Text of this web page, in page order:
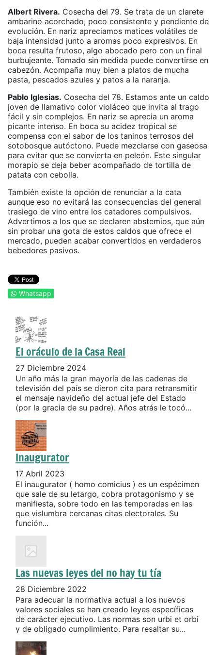
Albert Rivera. Cosecha del 79. Se trata de un clarete
ambarino acorchado, poco consistente y pendiente de
evolución. En nariz apreciamos matices volátiles de
baja intensidad junto a aromas poco expresivos. En
boca resulta frutoso, algo abocado pero con un final
burbujeante. Tomado sin medida puede convertirse en
cabezón. Acompaña muy bien a platos de mucha
pasta, pescados azules y patos a la naranja.
Pablo Iglesias. Cosecha del 78. Estamos ante un caldo
joven de llamativo color violáceo que invita al trago
fácil y sin complejos. En nariz se aprecia un aroma
picante intenso. En boca su acidez tropical se
compensa con el sabor de los taninos terrosos del
sotobosque autóctono. Puede mezclarse con gaseosa
para evitar que se convierta en peleón. Este singular
morapio se deja beber acompañado de tortilla de
patata con cebolla.
También existe la opción de renunciar a la cata
aunque eso no evitará las consecuencias del general
trasiego de vino entre los catadores compulsivos.
Advertimos a los que se declaren abstemios, que aún
sin probar una gota de estos caldos que ofrece el
mercado, pueden acabar convertidos en verdaderos
bebedores pasivos.
Whatsapp
El oráculo de la Casa Real
27 Diciembre 2024
Un año más la gran mayoría de las cadenas de
televisión del país se dieron cita para retransmitir
el mensaje navideño del actual jefe del Estado
(por la gracia de su padre). Años atrás le tocó...
Inaugurator
17 Abril 2023
El inaugurator ( homo comicius ) es un espécimen
que sale de su letargo, cobra protagonismo y se
manifiesta, sobre todo en las temporadas en las
que vislumbra cercanas citas electorales. Su
función...
Las nuevas leyes del no hay tu tía
28 Diciembre 2022
Para adecuar la normativa actual a los nuevos
valores sociales se han creado leyes específicas
de carácter ejecutivo. Las normas son urbi et orbi
y de obligado cumplimiento. Para resaltar su...